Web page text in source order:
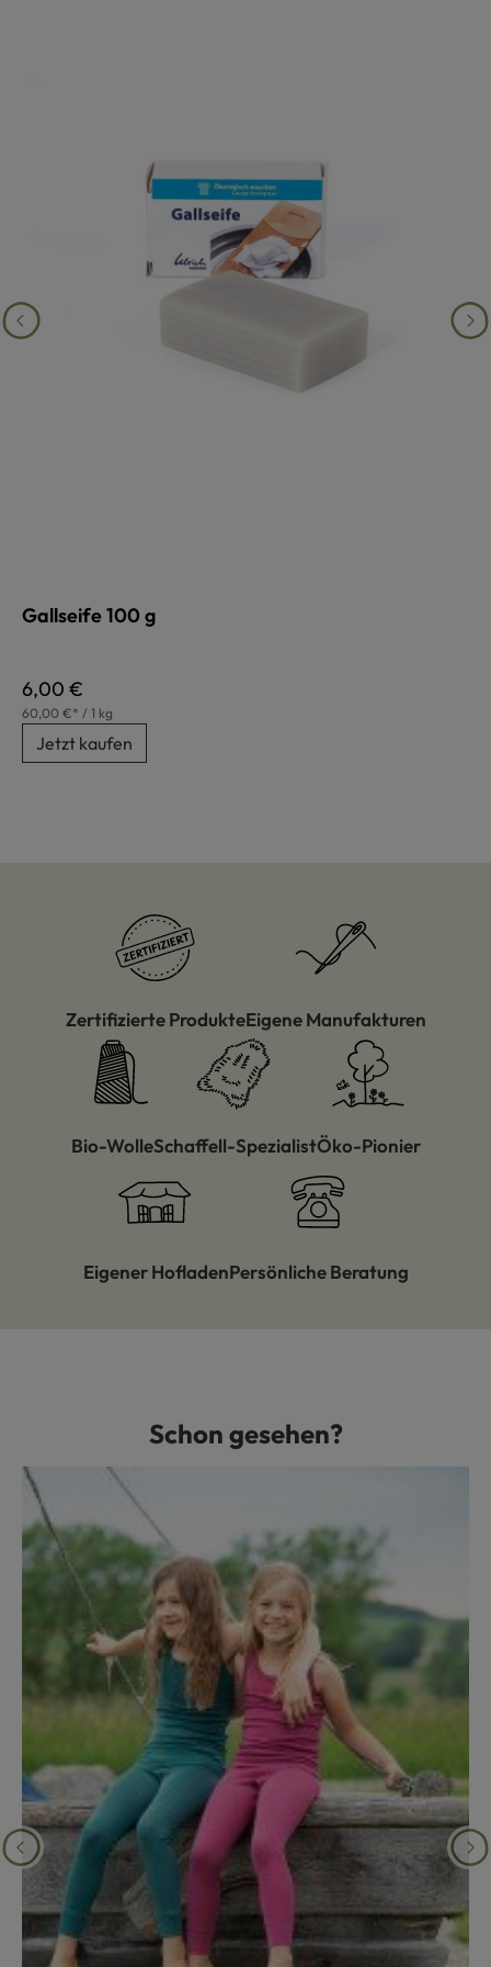
Gallseife 100 g
Regulärer Preis:
6,00 €
60,00 €* / 1 kg
Jetzt kaufen
Zertifizierte ProdukteEigene Manufakturen
Bio-WolleSchaffell-SpezialistÖko-Pionier
Eigener HofladenPersönliche Beratung
Produktgalerie überspringenSchon gesehen?